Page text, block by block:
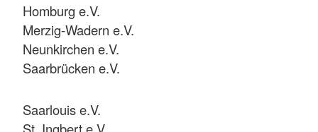
Homburg e.V.
Merzig-Wadern e.V.
Neunkirchen e.V.
Saarbrücken e.V.
Saarlouis e.V.
St. Ingbert e.V.